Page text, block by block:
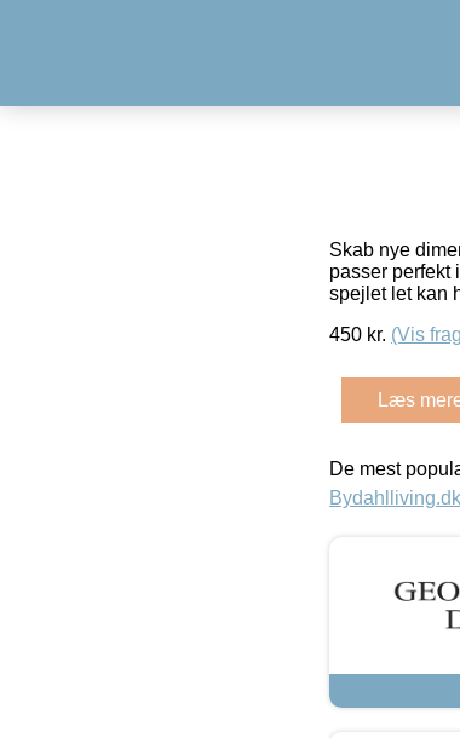
Skab nye
passer perfekt
spejlet let kan
450 kr. (Vis
Læs
De mest
Bydahlliving.dk